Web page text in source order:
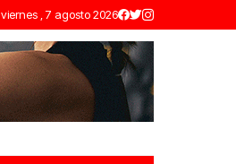
viernes , 7 agosto 2026